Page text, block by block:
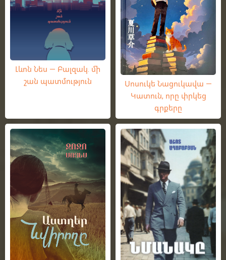
Լևոն Նես — Բալզակ. մի
շան պատմություն
Սոսուկե Նացուկավա —
Կատուն, որը փրկեց
գրքերը